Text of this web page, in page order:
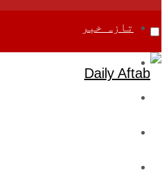
تازہ خبر